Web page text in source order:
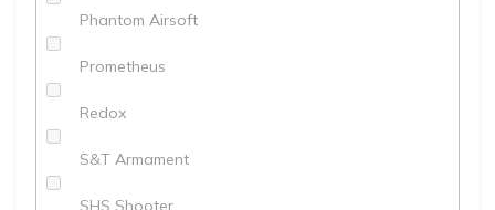
Phantom Airsoft
Prometheus
Redox
S&T Armament
SHS Shooter